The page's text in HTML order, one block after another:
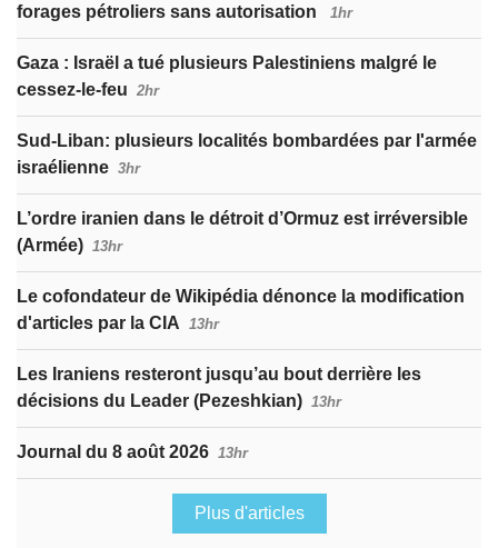
forages pétroliers sans autorisation
1hr
Gaza : Israël a tué plusieurs Palestiniens malgré le
cessez-le-feu 2hr
Sud-Liban: plusieurs localités bombardées par l'armée
israélienne 3hr
L’ordre iranien dans le détroit d’Ormuz est irréversible
(Armée) 13hr
Le cofondateur de Wikipédia dénonce la modification
d'articles par la CIA 13hr
Les Iraniens resteront jusqu’au bout derrière les
décisions du Leader (Pezeshkian) 13hr
Journal du 8 août 2026 13hr
Plus d'articles